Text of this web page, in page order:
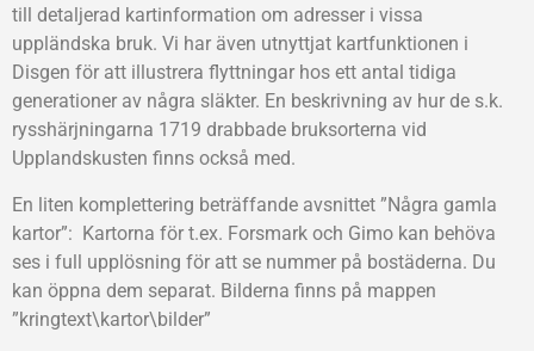
till detaljerad kartinformation om adresser i vissa
uppländska bruk. Vi har även utnyttjat kartfunktionen i
Disgen för att illustrera flyttningar hos ett antal tidiga
generationer av några släkter. En beskrivning av hur de s.k.
rysshärjningarna 1719 drabbade bruksorterna vid
Upplandskusten finns också med.
En liten komplettering beträffande avsnittet ”Några gamla
kartor”: Kartorna för t.ex. Forsmark och Gimo kan behöva
ses i full upplösning för att se nummer på bostäderna. Du
kan öppna dem separat. Bilderna finns på mappen
”kringtext\kartor\bilder”